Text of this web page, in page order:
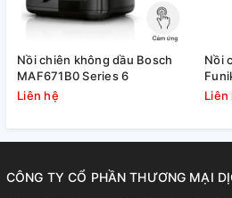
Công suất 1550 -
công nghệ Rapid Air
ngon không cần
chế dầu mỡ
ngấy và bảo vệ sức khỏe tốt hơn.
Nồi chiên không dầu Bosch
MAF671B0 Series 6
Liên hệ
Nồi
Liên
CÔNG TY CỔ PHẦN THƯƠNG MẠI